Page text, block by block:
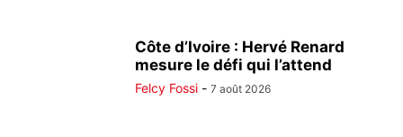
Côte d’Ivoire : Hervé Renard
mesure le défi qui l’attend
Felcy Fossi - 7 août 2026